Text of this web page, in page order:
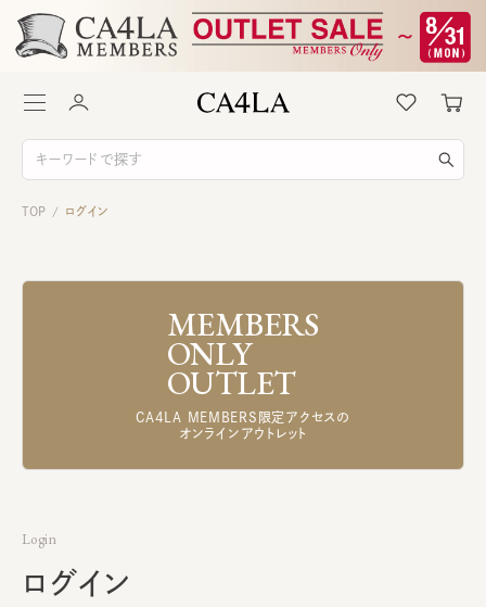
TOP / ログイン
MEMBERS
ONLY
OUTLET
CA4LA MEMBERS限定アクセスの
オンラインアウトレット
Login
ログイン